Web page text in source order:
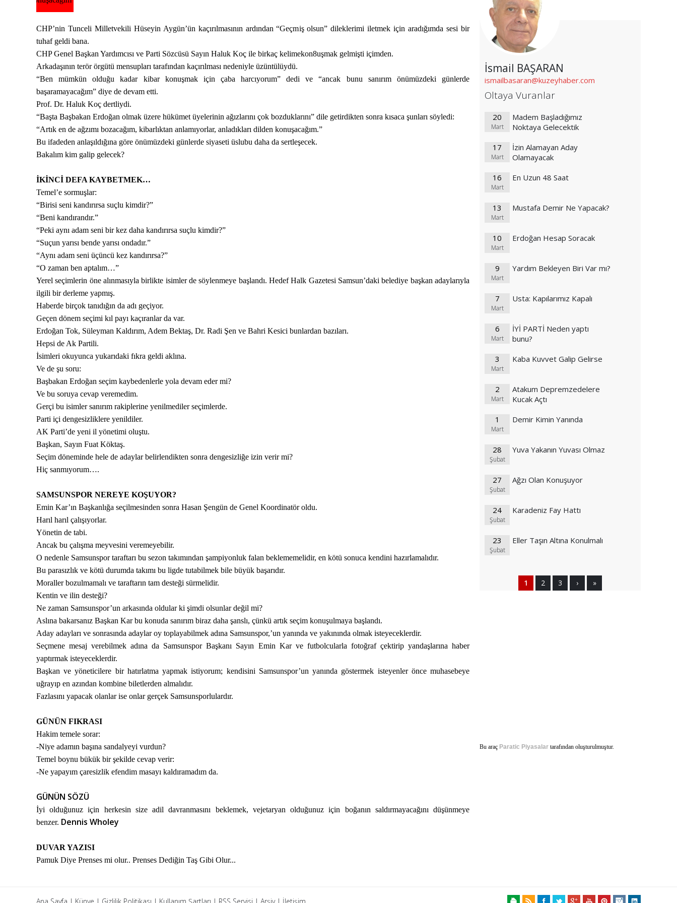
CHP’nin Tunceli Milletvekili Hüseyin Aygün’ün kaçırılmasının ardından “Geçmiş olsun” dileklerimi iletmek için aradığımda sesi bir
tuhaf geldi bana.
CHP Genel Başkan Yardımcısı ve Parti Sözcüsü Sayın Haluk Koç ile birkaç kelimekon8uşmak gelmişti içimden.
Arkadaşının terör örgütü mensupları tarafından kaçırılması nedeniyle üzüntülüydü.
“Ben mümkün olduğu kadar kibar konuşmak için çaba harcıyorum” dedi ve “ancak bunu sanırım önümüzdeki günlerde
başaramayacağım” diye de devam etti.
Prof. Dr. Haluk Koç dertliydi.
“Başta Başbakan Erdoğan olmak üzere hükümet üyelerinin ağızlarını çok bozduklarını” dile getirdikten sonra kısaca şunları söyledi:
“Artık en de ağzımı bozacağım, kibarlıktan anlamıyorlar, anladıkları dilden konuşacağım.”
Bu ifadeden anlaşıldığına göre önümüzdeki günlerde siyaseti üslubu daha da sertleşecek.
Bakalım kim galip gelecek?
İKİNCİ DEFA KAYBETMEK…
Temel’e sormuşlar:
“Birisi seni kandırırsa suçlu kimdir?”
“Beni kandırandır.”
“Peki aynı adam seni bir kez daha kandırırsa suçlu kimdir?”
“Suçun yarısı bende yarısı ondadır.”
“Aynı adam seni üçüncü kez kandırırsa?”
“O zaman ben aptalım…”
Yerel seçimlerin öne alınmasıyla birlikte isimler de söylenmeye başlandı. Hedef Halk Gazetesi Samsun’daki belediye başkan adaylarıyla
ilgili bir derleme yapmış.
Haberde birçok tanıdığın da adı geçiyor.
Geçen dönem seçimi kıl payı kaçıranlar da var.
Erdoğan Tok, Süleyman Kaldırım, Adem Bektaş, Dr. Radi Şen ve Bahri Kesici bunlardan bazıları.
Hepsi de Ak Partili.
İsimleri okuyunca yukarıdaki fıkra geldi aklına.
Ve de şu soru:
Başbakan Erdoğan seçim kaybedenlerle yola devam eder mi?
Ve bu soruya cevap veremedim.
Gerçi bu isimler sanırım rakiplerine yenilmediler seçimlerde.
Parti içi dengesizliklere yenildiler.
AK Parti’de yeni il yönetimi oluştu.
Başkan, Sayın Fuat Köktaş.
Seçim döneminde hele de adaylar belirlendikten sonra dengesizliğe izin verir mi?
Hiç sanmıyorum….
SAMSUNSPOR NEREYE KOŞUYOR?
Emin Kar’ın Başkanlığa seçilmesinden sonra Hasan Şengün de Genel Koordinatör oldu.
Harıl harıl çalışıyorlar.
Yönetin de tabi.
Ancak bu çalışma meyvesini veremeyebilir.
O nedenle Samsunspor taraftarı bu sezon takımından şampiyonluk falan beklememelidir, en kötü sonuca kendini hazırlamalıdır.
Bu parasızlık ve kötü durumda takımı bu ligde tutabilmek bile büyük başarıdır.
Moraller bozulmamalı ve taraftarın tam desteği sürmelidir.
Kentin ve ilin desteği?
Ne zaman Samsunspor’un arkasında oldular ki şimdi olsunlar değil mi?
Aslına bakarsanız Başkan Kar bu konuda sanırım biraz daha şanslı, çünkü artık seçim konuşulmaya başlandı.
Aday adayları ve sonrasında adaylar oy toplayabilmek adına Samsunspor,’un yanında ve yakınında olmak isteyeceklerdir.
Seçmene mesaj verebilmek adına da Samsunspor Başkanı Sayın Emin Kar ve futbolcularla fotoğraf çektirip yandaşlarına haber
yaptırmak isteyeceklerdir.
Başkan ve yöneticilere bir hatırlatma yapmak istiyorum; kendisini Samsunspor’un yanında göstermek isteyenler önce muhasebeye
uğrayıp en azından kombine biletlerden almalıdır.
Fazlasını yapacak olanlar ise onlar gerçek Samsunsporlulardır.
GÜNÜN FIKRASI
Hakim temele sorar:
-Niye adamın başına sandalyeyi vurdun?
Temel boynu bükük bir şekilde cevap verir:
-Ne yapayım çaresizlik efendim masayı kaldıramadım da.
GÜNÜN SÖZÜ
İyi olduğunuz için herkesin size adil davranmasını beklemek, vejetaryan olduğunuz için boğanın saldırmayacağını düşünmeye
benzer. Dennis Wholey
DUVAR YAZISI
Pamuk Diye Prenses mi olur.. Prenses Dediğin Taş Gibi Olur...
İsmail BAŞARAN
ismailbasaran@kuzeyhaber.com
Oltaya Vuranlar
20
Mart
Madem Başladığımız
Noktaya Gelecektik
17
Mart
İzin Alamayan Aday
Olamayacak
16
Mart
En Uzun 48 Saat
13
Mart
Mustafa Demir Ne Yapacak?
10
Mart
Erdoğan Hesap Soracak
9
Mart
Yardım Bekleyen Biri Var mı?
7
Mart
Usta: Kapılarımız Kapalı
6
Mart
İYİ PARTİ Neden yaptı
bunu?
3
Mart
Kaba Kuvvet Galip Gelirse
2
Mart
Atakum Depremzedelere
Kucak Açtı
1
Mart
Demir Kimin Yanında
28
Şubat
Yuva Yakanın Yuvası Olmaz
27
Şubat
Ağzı Olan Konuşuyor
24
Şubat
Karadeniz Fay Hattı
23
Şubat
Eller Taşın Altına Konulmalı
1 2 3 › »
Bu araç Paratic Piyasalar tarafından oluşturulmuştur.